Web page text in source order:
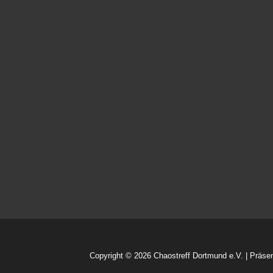
Copyright © 2026 Chaostreff Dortmund e.V. |